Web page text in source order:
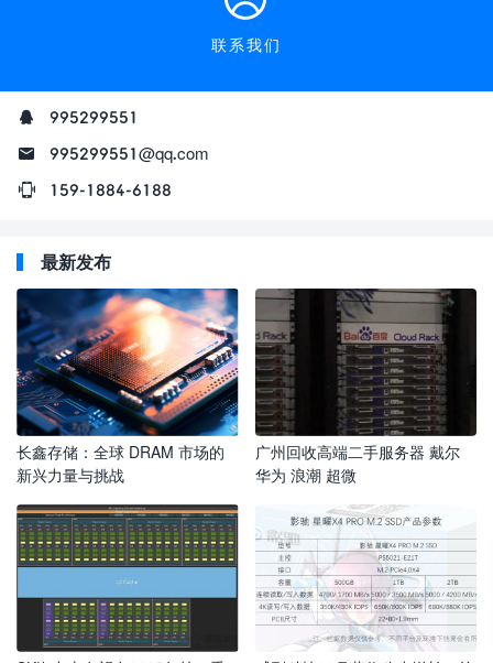
联系我们
995299551
995299551@qq.com
159-1884-6188
最新发布
长鑫存储：全球 DRAM 市场的
新兴力量与挑战
广州回收高端二手服务器 戴尔
华为 浪潮 超微